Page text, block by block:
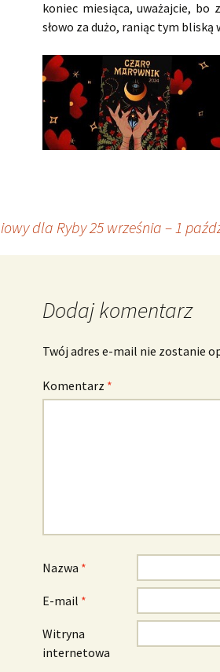
koniec miesiąca, uważajcie, bo
słowo za dużo, raniąc tym bliską
dla Ryby 25 września – 1
Dodaj komentarz
Twój adres e-mail nie zostanie
Komentarz *
Nazwa *
E-mail *
Witryna
internetowa